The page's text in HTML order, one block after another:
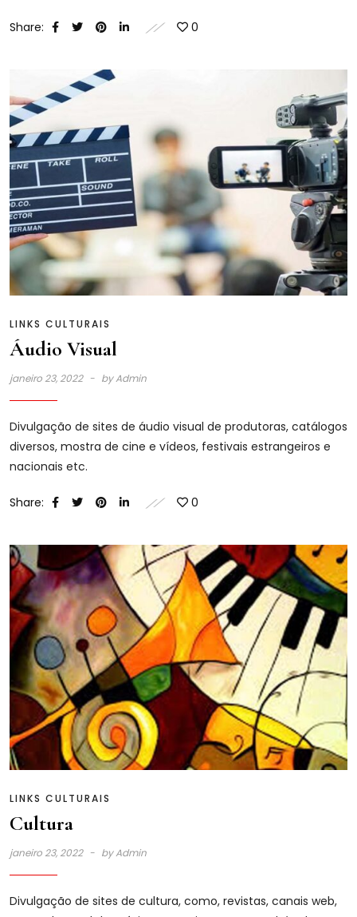
Share: 0
LINKS CULTURAIS
Áudio Visual
janeiro 23, 2022 byAdmin
Divulgação de sites de áudio visual de produtoras, catálogos
diversos, mostra de cine e vídeos, festivais estrangeiros e
nacionais etc.
Share: 0
LINKS CULTURAIS
Cultura
janeiro 23, 2022 byAdmin
Divulgação de sites de cultura, como, revistas, canais web,